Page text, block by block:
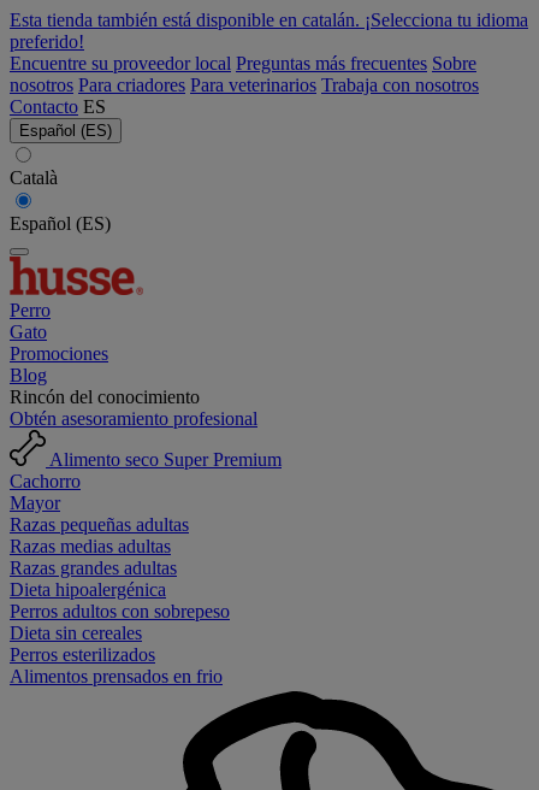
Esta tienda también está disponible en catalán. ¡Selecciona tu idioma
preferido!
Encuentre su proveedor local Preguntas más frecuentes Sobre
nosotros Para criadores Para veterinarios Trabaja con nosotros
Contacto ES
Español (ES)
Català
Español (ES)
Perro
Gato
Promociones
Blog
Rincón del conocimiento
Obtén asesoramiento profesional
Alimento seco Super Premium
Cachorro
Mayor
Razas pequeñas adultas
Razas medias adultas
Razas grandes adultas
Dieta hipoalergénica
Perros adultos con sobrepeso
Dieta sin cereales
Perros esterilizados
Alimentos prensados en frio